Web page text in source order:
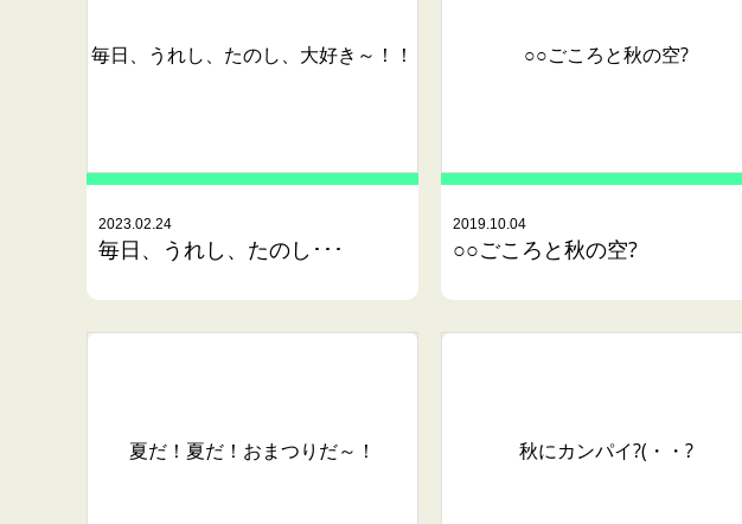
毎日、うれし、たのし、大好き～！！
2023.02.24
毎日、うれし、たのし･･･
○○ごころと秋の空?
2019.10.04
○○ごころと秋の空?
夏だ！夏だ！おまつりだ～！ 秋にカンパイ?(・・?